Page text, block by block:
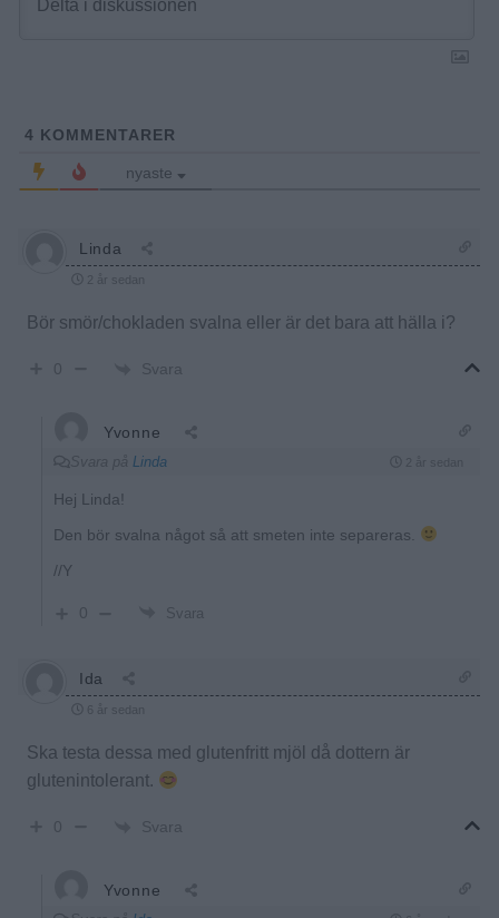
4 KOMMENTARER
nyaste
Linda
2 år sedan
Bör smör/chokladen svalna eller är det bara att hälla i?
0 Svara
Yvonne
Svara på Linda
Hej Linda!
Den bör svalna något så att smeten inte separeras.
//Y
0 Svara
Ida
6 år sedan
Ska testa dessa med glutenfritt mjöl då dottern är
glutenintolerant.
0 Svara
Yvonne